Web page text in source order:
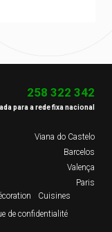
Cuisines
de confidentialité
258 322 342
para a rede fixa nacional
Viana do Castelo
Barcelos
Valença
Paris